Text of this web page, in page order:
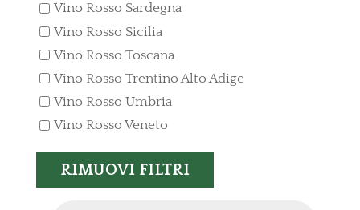
Vino Rosso Sardegna
Vino Rosso Sicilia
Vino Rosso Toscana
Vino Rosso Trentino Alto Adige
Vino Rosso Umbria
Vino Rosso Veneto
RIMUOVI FILTRI